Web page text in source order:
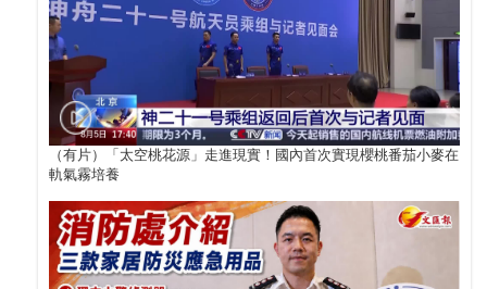
（有片）「太空桃花源」走進現實！國內首次實現櫻桃番茄小麥在
軌氣霧培養